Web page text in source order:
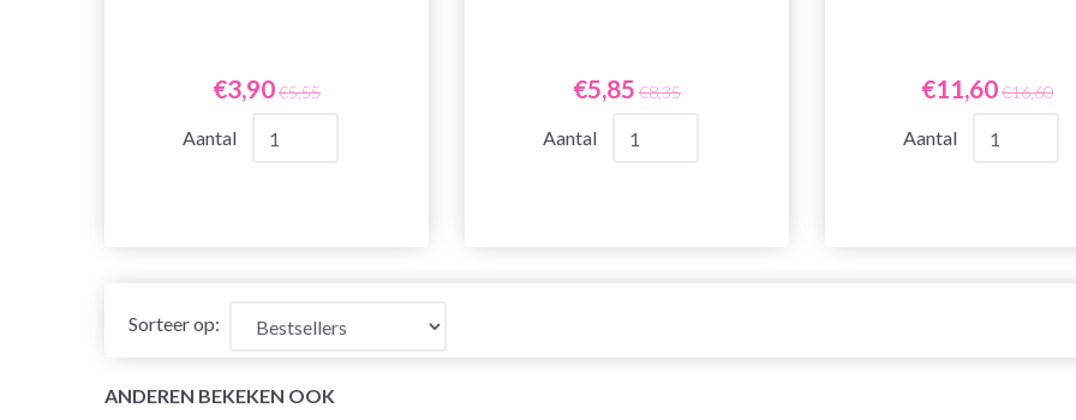
€3,90€5,55
Aantal
€5,85 €8,35
Aantal
€11,60€16,60
Aantal
Sorteer op:
ANDEREN BEKEKEN OOK